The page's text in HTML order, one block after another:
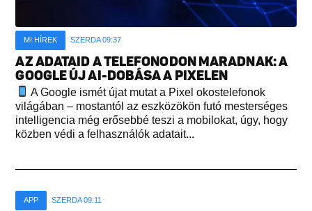
MI HÍREK SZERDA 09:37
AZ ADATAID A TELEFONODON MARADNAK: A
GOOGLE ÚJ AI-DOBÁSA A PIXELEN
A Google ismét újat mutat a Pixel okostelefonok
világában – mostantól az eszközökön futó mesterséges
intelligencia még erősebbé teszi a mobilokat, úgy, hogy
közben védi a felhasználók adatait...
APP SZERDA 09:11